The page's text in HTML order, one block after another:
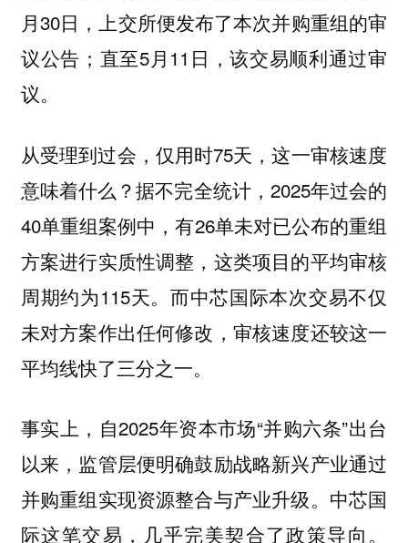
月30日，上交所便发布了本次并购重组的审
议公告；直至5月11日，该交易顺利通过审
议。
从受理到过会，仅用时75天，这一审核速度
意味着什么？据不完全统计，2025年过会的
40单重组案例中，有26单未对已公布的重组
方案进行实质性调整，这类项目的平均审核
周期约为115天。而中芯国际本次交易不仅
未对方案作出任何修改，审核速度还较这一
平均线快了三分之一。
事实上，自2025年资本市场“并购六条”出台
以来，监管层便明确鼓励战略新兴产业通过
并购重组实现资源整合与产业升级。中芯国
际这笔交易，几乎完美契合了政策导向。